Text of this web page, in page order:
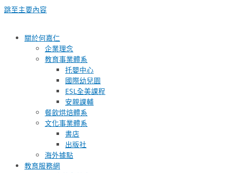
跳至主要內容
關於何嘉仁
企業理念
教育事業體系
托嬰中心
國際幼兒園
ESL全美課程
安親課輔
餐飲烘焙體系
文化事業體系
書店
出版社
海外據點
教育服務網